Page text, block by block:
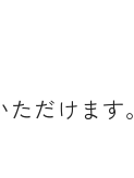
だけます。